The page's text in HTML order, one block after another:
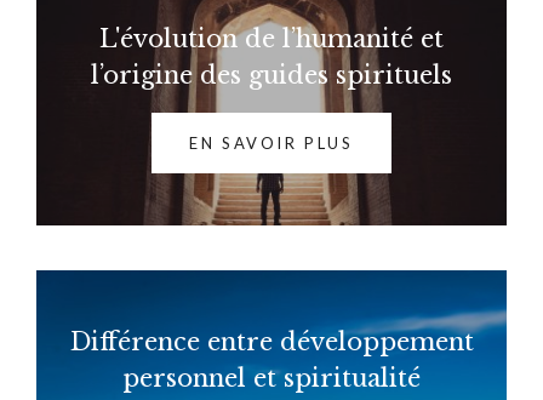
L'évolution de l’humanité et
l’origine des guides spirituels
EN SAVOIR PLUS
Différence entre développement
personnel et spiritualité